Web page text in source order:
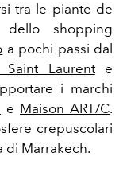
tra le piante de
shopping
a pochi passi dal
Saint Laurente
i marchi
e Maison ART/C.
crepuscolari
di Marrakech.